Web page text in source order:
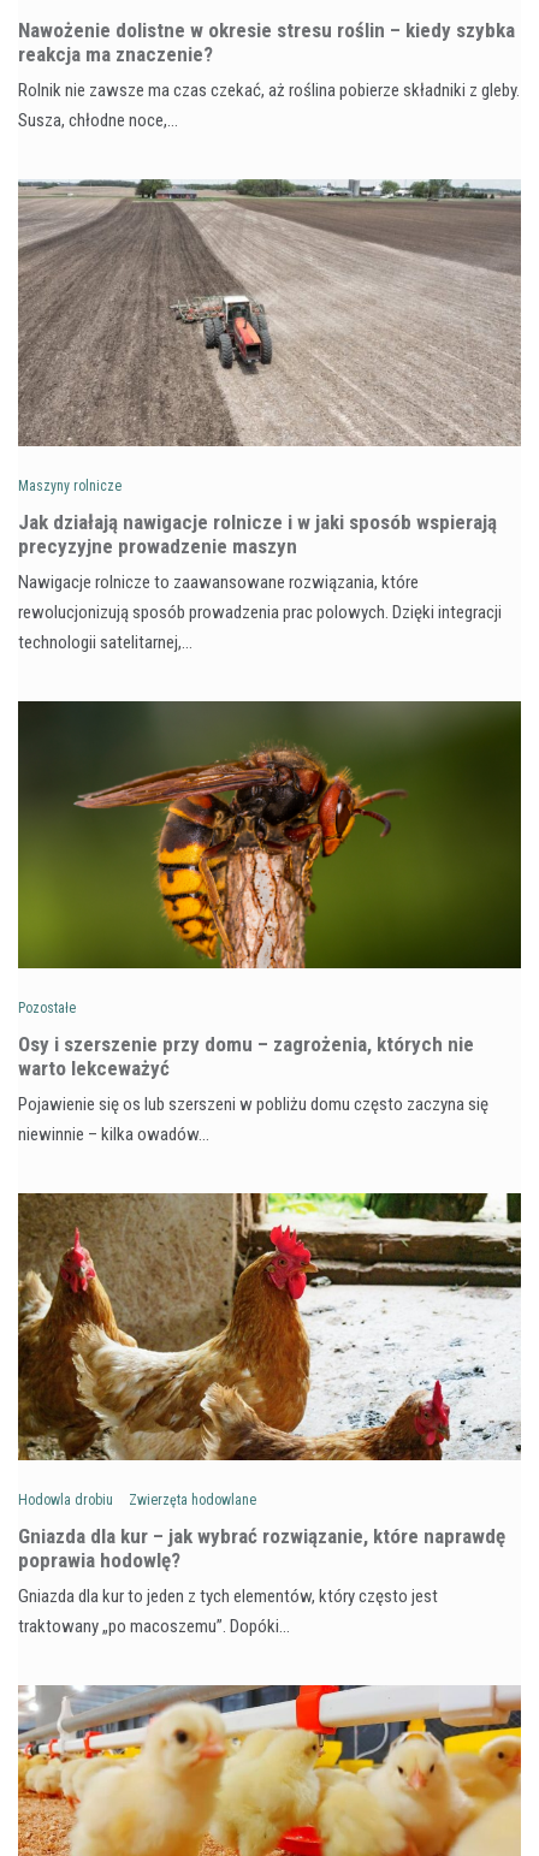
Nawożenie dolistne w okresie stresu roślin – kiedy szybka
reakcja ma znaczenie?
Rolnik nie zawsze ma czas czekać, aż roślina pobierze składniki z gleby.
Susza, chłodne noce,…
Maszyny rolnicze
Jak działają nawigacje rolnicze i w jaki sposób wspierają
precyzyjne prowadzenie maszyn
Nawigacje rolnicze to zaawansowane rozwiązania, które
rewolucjonizują sposób prowadzenia prac polowych. Dzięki integracji
technologii satelitarnej,…
Pozostałe
Osy i szerszenie przy domu – zagrożenia, których nie
warto lekceważyć
Pojawienie się os lub szerszeni w pobliżu domu często zaczyna się
niewinnie – kilka owadów…
Hodowla drobiu Zwierzęta hodowlane
Gniazda dla kur – jak wybrać rozwiązanie, które naprawdę
poprawia hodowlę?
Gniazda dla kur to jeden z tych elementów, który często jest
traktowany „po macoszemu”. Dopóki…